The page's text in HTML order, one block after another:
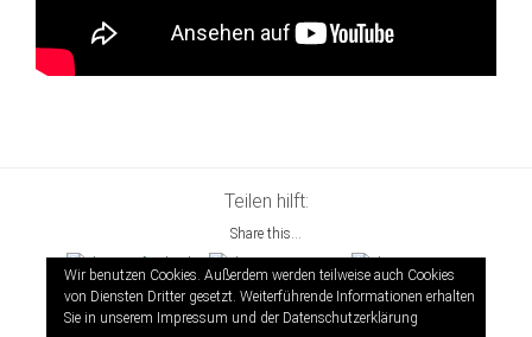
Wir benutzen Cookies. Außerdem werden teilweise auch Cookies
von Diensten Dritter gesetzt. Weiterführende Informationen erhalten
Sie in unserem Impressum und der Datenschutzerklärung
Teilen hilft:
Share this...